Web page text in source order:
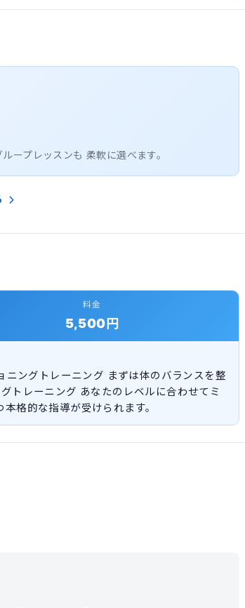
ープレッスンも 柔軟に選べます。
料金
5,500円
ングトレーニング まずは体のバランスを整
トレーニング あなたのレベルに合わせてミ
格的な指導が受けられます。